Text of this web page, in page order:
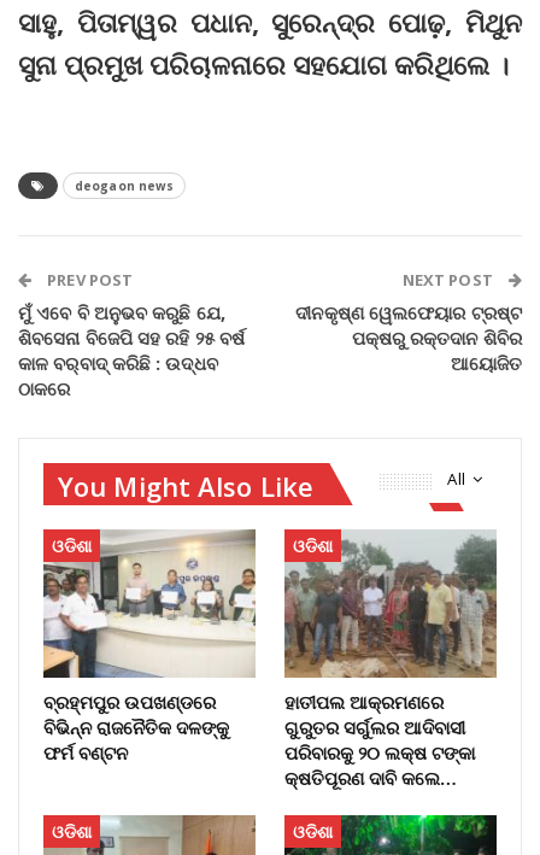
ସାହୁ, ପିତାମ୍ୱର ପଧାନ, ସୁରେନ୍ଦ୍ର ପୋଢ଼, ମିଥୁନ
ସୁନା ପ୍ରମୁଖ ପରିଚାଳନାରେ ସହଯୋଗ କରିଥିଲେ ।
deogaon news
PREV POST
ମୁଁ ଏବେ ବି ଅନୁଭବ କରୁଛି ଯେ,
ଶିବସେନା ବିଜେପି ସହ ରହି ୨୫ ବର୍ଷ
କାଳ ବର୍‌ବାଦ୍‌ କରିଛି : ଉଦ୍ଧବ
ଠାକରେ
NEXT POST
ଦୀନକୃଷ୍ଣ ୱେଲଫେୟାର ଟ୍ରଷ୍ଟ
ପକ୍ଷରୁ ରକ୍ତଦାନ ଶିବିର
ଆୟୋଜିତ
All
You Might Also Like
ଓଡିଶା
ବ୍ରହ୍ମପୁର ଉପଖଣ୍ଡରେ
ବିଭିନ୍ନ ରାଜନୈତିକ ଦଳଙ୍କୁ
ଫର୍ମ ବଣ୍ଟନ
ଓଡିଶା
ହାତୀପଲ ଆକ୍ରମଣରେ
ଗୁରୁତର ସର୍ଗୁଲର ଆଦିବାସୀ
ପରିବାରକୁ ୨୦ ଲକ୍ଷ ଟଙ୍କା
କ୍ଷତିପୂରଣ ଦାବି କଲେ…
ଓଡିଶା ଓଡିଶା